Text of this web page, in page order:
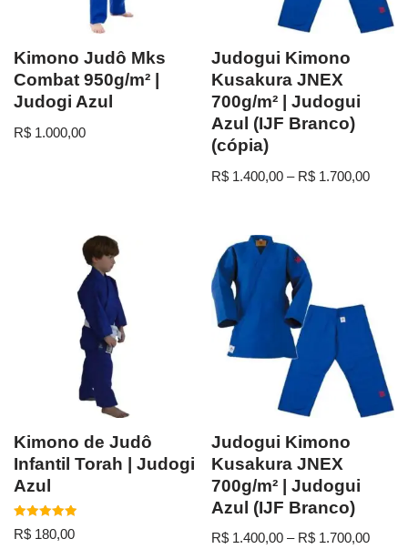
Kimono Judô Mks
Combat 950g/m² |
Judogi Azul
R$ 1.000,00
Judogui Kimono
Kusakura JNEX
700g/m² | Judogui
Azul (IJF Branco)
(cópia)
R$ 1.400,00 – R$ 1.700,00
Kimono de Judô
Infantil Torah | Judogi
Azul
Avaliação
5.00
R$ 180,00
Judogui Kimono
Kusakura JNEX
700g/m² | Judogui
Azul (IJF Branco)
R$ 1.400,00 – R$ 1.700,00